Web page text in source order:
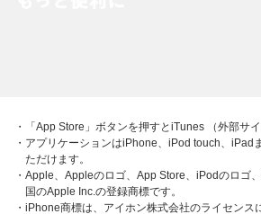
・「App Store」ボタンを押すとiTunes （外部サ
・アプリケーションはiPhone、iPod touch、iPad
ただけます。
・Apple、Appleのロゴ、App Store、iPodのロゴ
国のApple Inc.の登録商標です。
・iPhone商標は、アイホン株式会社のライセンス